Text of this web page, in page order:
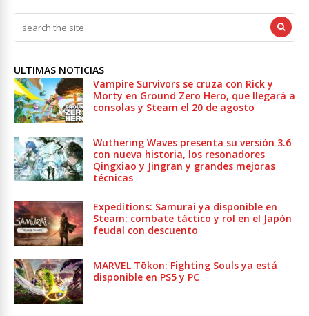
ULTIMAS NOTICIAS
Vampire Survivors se cruza con Rick y
Morty en Ground Zero Hero, que llegará a
consolas y Steam el 20 de agosto
Wuthering Waves presenta su versión 3.6
con nueva historia, los resonadores
Qingxiao y Jingran y grandes mejoras
técnicas
Expeditions: Samurai ya disponible en
Steam: combate táctico y rol en el Japón
feudal con descuento
MARVEL Tōkon: Fighting Souls ya está
disponible en PS5 y PC